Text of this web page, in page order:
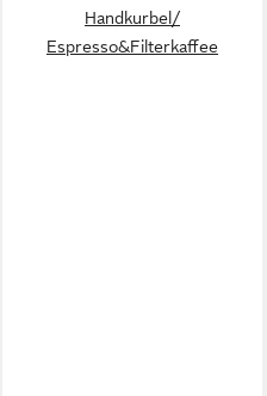
Handkurbel/
Espresso&Filterkaffee